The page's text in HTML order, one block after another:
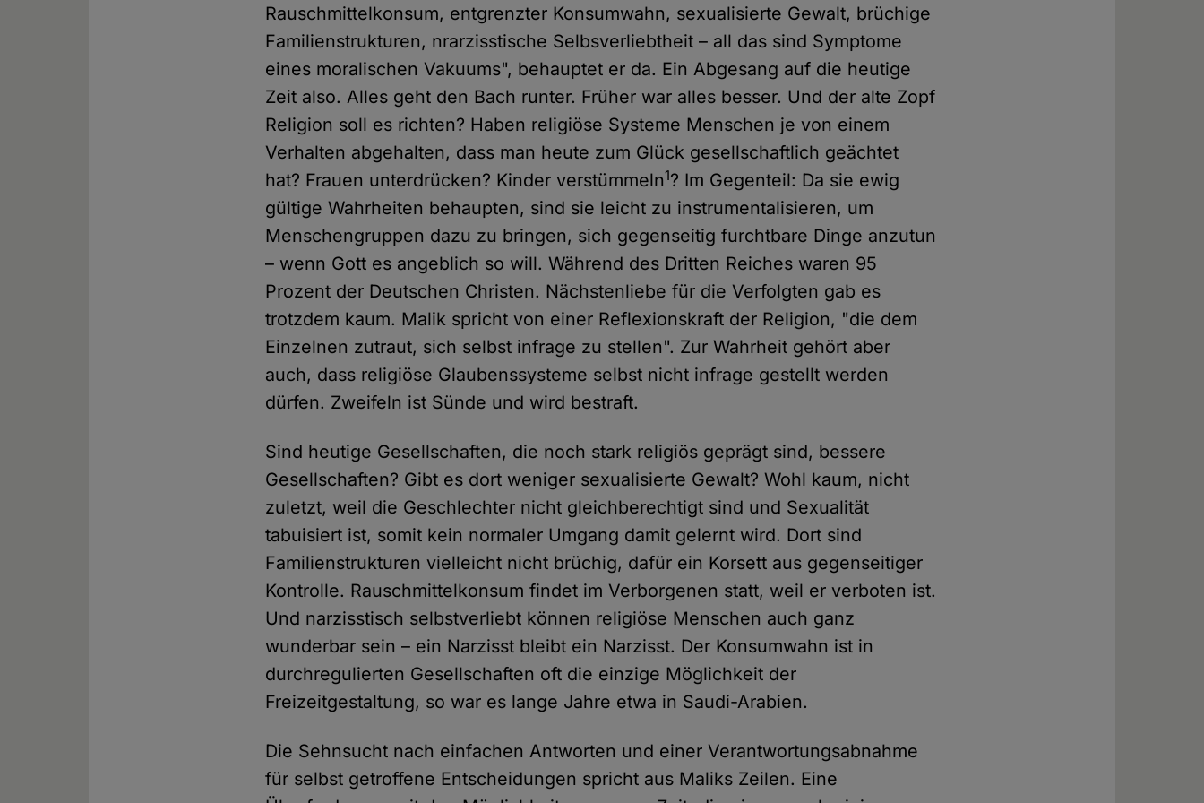
Rauschmittelkonsum, entgrenzter Konsumwahn, sexualisierte Gewalt, brüchige
Familienstrukturen, nrarzisstische Selbsverliebtheit – all das sind Symptome
eines moralischen Vakuums", behauptet er da. Ein Abgesang auf die heutige
Zeit also. Alles geht den Bach runter. Früher war alles besser. Und der alte Zopf
Religion soll es richten? Haben religiöse Systeme Menschen je von einem
Verhalten abgehalten, dass man heute zum Glück gesellschaftlich geächtet
hat? Frauen unterdrücken? Kinder verstümmeln1? Im Gegenteil: Da sie ewig
gültige Wahrheiten behaupten, sind sie leicht zu instrumentalisieren, um
Menschengruppen dazu zu bringen, sich gegenseitig furchtbare Dinge anzutun
– wenn Gott es angeblich so will. Während des Dritten Reiches waren 95
Prozent der Deutschen Christen. Nächstenliebe für die Verfolgten gab es
trotzdem kaum. Malik spricht von einer Reflexionskraft der Religion, "die dem
Einzelnen zutraut, sich selbst infrage zu stellen". Zur Wahrheit gehört aber
auch, dass religiöse Glaubenssysteme selbst nicht infrage gestellt werden
dürfen. Zweifeln ist Sünde und wird bestraft.
Sind heutige Gesellschaften, die noch stark religiös geprägt sind, bessere
Gesellschaften? Gibt es dort weniger sexualisierte Gewalt? Wohl kaum, nicht
zuletzt, weil die Geschlechter nicht gleichberechtigt sind und Sexualität
tabuisiert ist, somit kein normaler Umgang damit gelernt wird. Dort sind
Familienstrukturen vielleicht nicht brüchig, dafür ein Korsett aus gegenseitiger
Kontrolle. Rauschmittelkonsum findet im Verborgenen statt, weil er verboten ist.
Und narzisstisch selbstverliebt können religiöse Menschen auch ganz
wunderbar sein – ein Narzisst bleibt ein Narzisst. Der Konsumwahn ist in
durchregulierten Gesellschaften oft die einzige Möglichkeit der
Freizeitgestaltung, so war es lange Jahre etwa in Saudi-Arabien.
Die Sehnsucht nach einfachen Antworten und einer Verantwortungsabnahme
für selbst getroffene Entscheidungen spricht aus Maliks Zeilen. Eine